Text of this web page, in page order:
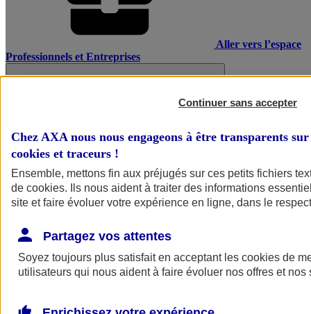
Aller vers l’espace
Professionnels et Entreprises
Continuer sans accepter
Chez AXA nous nous engageons à être transparents
cookies et traceurs !
Ensemble, mettons fin aux préjugés sur ces petits fichiers
de cookies. Ils nous aident à traiter des informations
site et faire évoluer votre expérience en ligne, dans le
Partagez vos attentes
Soyez toujours plus satisfait en acceptant les cookies de
utilisateurs qui nous aident à faire évoluer nos offres et nos